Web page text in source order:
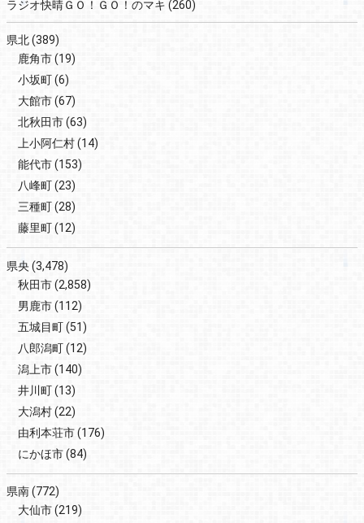
ラジオ快晴ＧＯ！ＧＯ！のマキ (260)
県北(389)
鹿角市(19)
小坂町(6)
大館市(67)
北秋田市(63)
上小阿仁村(14)
能代市(153)
八峰町(23)
三種町(28)
藤里町(12)
県央 (3,478)
秋田市(2,858)
男鹿市(112)
五城目町(51)
八郎潟町(12)
潟上市(140)
井川町(13)
大潟村(22)
由利本荘市(176)
にかほ市(84)
県南(772)
大仙市(219)